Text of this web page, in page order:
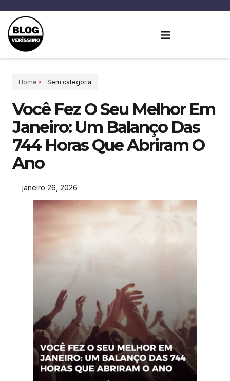
Home Sem categoria
Você Fez O Seu Melhor Em
Janeiro: Um Balanço Das
744 Horas Que Abriram O
Ano
janeiro 26, 2026